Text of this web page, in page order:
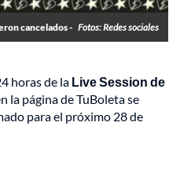
cancelados - Fotos: Redes sociales
horas de la Live Session de
la página de TuBoleta se
para el próximo 28 de